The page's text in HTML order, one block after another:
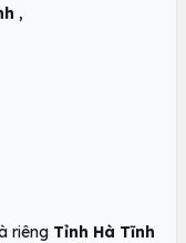
,
riêng Tỉnh Hà Tĩnh